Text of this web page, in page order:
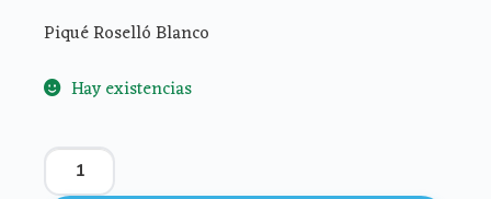
Piqué Roselló Blanco
Hay existencias
Saco
universal